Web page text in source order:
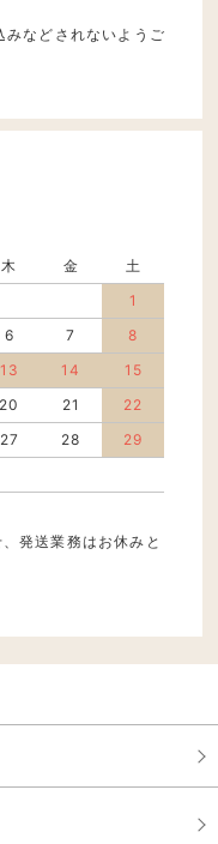
みなどされないようご
木 金
土
1
6 7
8
13 14
15
20 21
22
27 28
29
発送業務はお休みと